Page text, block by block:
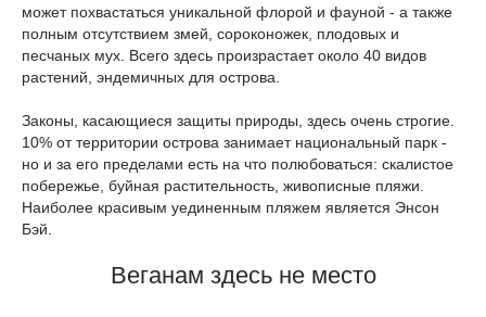
может похвастаться уникальной флорой и фауной - а также
полным отсутствием змей, сороконожек, плодовых и
песчаных мух. Всего здесь произрастает около 40 видов
растений, эндемичных для острова.
Законы, касающиеся защиты природы, здесь очень строгие.
10% от территории острова занимает национальный парк -
но и за его пределами есть на что полюбоваться: скалистое
побережье, буйная растительность, живописные пляжи.
Наиболее красивым уединенным пляжем является Энсон
Бэй.
Веганам здесь не место